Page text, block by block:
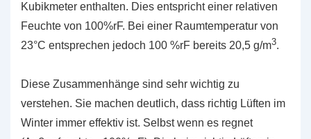
Kubikmeter enthalten. Dies entspricht einer relativen
Feuchte von 100%rF. Bei einer Raumtemperatur von
23°C entsprechen jedoch 100 %rF bereits 20,5 g/m3.
Diese Zusammenhänge sind sehr wichtig zu
verstehen. Sie machen deutlich, dass richtig Lüften im
Winter immer effektiv ist. Selbst wenn es regnet